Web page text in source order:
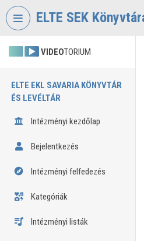
Fejléc kihagyása
ELTE SEK
VIDEOTORIUM
ELTE EKL SAVARIA KÖNYVTÁR
ÉS LEVÉLTÁR
Intézményi kezdőlap
Bejelentkezés
Intézményi felfedezés
Kategóriák
Intézményi listák